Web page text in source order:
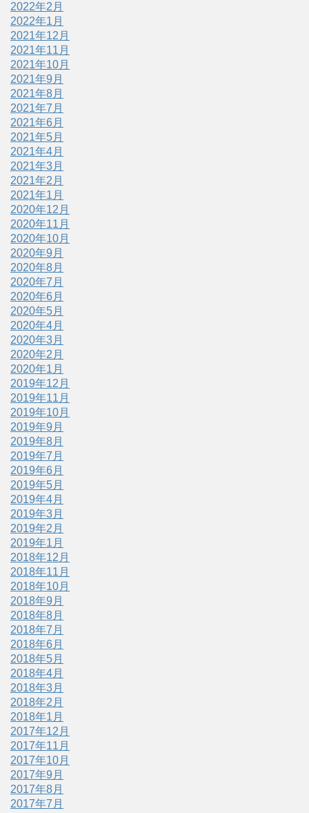
2022年2月
2022年1月
2021年12月
2021年11月
2021年10月
2021年9月
2021年8月
2021年7月
2021年6月
2021年5月
2021年4月
2021年3月
2021年2月
2021年1月
2020年12月
2020年11月
2020年10月
2020年9月
2020年8月
2020年7月
2020年6月
2020年5月
2020年4月
2020年3月
2020年2月
2020年1月
2019年12月
2019年11月
2019年10月
2019年9月
2019年8月
2019年7月
2019年6月
2019年5月
2019年4月
2019年3月
2019年2月
2019年1月
2018年12月
2018年11月
2018年10月
2018年9月
2018年8月
2018年7月
2018年6月
2018年5月
2018年4月
2018年3月
2018年2月
2018年1月
2017年12月
2017年11月
2017年10月
2017年9月
2017年8月
2017年7月